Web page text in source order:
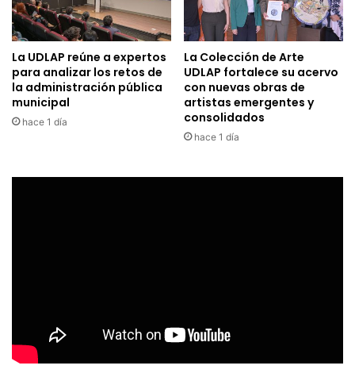
La UDLAP reúne a expertos
para analizar los retos de
la administración pública
municipal
hace 1 día
La Colección de Arte
UDLAP fortalece su acervo
con nuevas obras de
artistas emergentes y
consolidados
hace 1 día